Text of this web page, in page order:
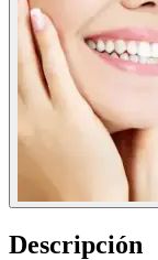
Descripción